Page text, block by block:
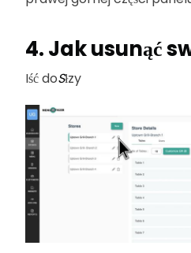
4. Jak usunąć
Iść doSłzy